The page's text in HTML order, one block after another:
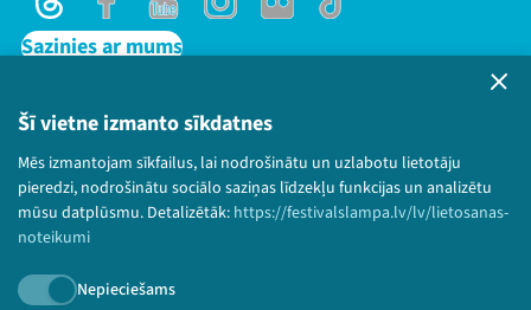
Šī vietne izmanto sīkdatnes
Mēs izmantojam sīkfailus, lai nodrošinātu un uzlabotu lietotāju
pieredzi, nodrošinātu sociālo saziņas līdzekļu funkcijas un analizētu
mūsu datplūsmu. Detalizētāk: https://festivalslampa.lv/lv/lietosanas-
noteikumi
Nepieciešams
ThreadsFacebookYoutubeInstagram
Flick TikTok
Sazinies ar mums
Lietošanas noteikumi un sīkdatņu politika
Bērnu aizsardzības politika
© 2026 Sarunu festivāls LAMPA Visas tiesības
paturētas.